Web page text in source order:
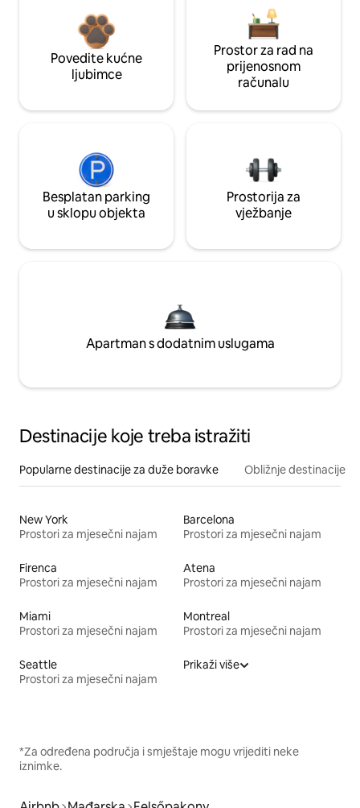
Povedite kućne
ljubimce
Prostor za rad na
prijenosnom
računalu
Besplatan parking
u sklopu objekta
Prostorija za
vježbanje
Apartman s dodatnim uslugama
Destinacije koje treba istražiti
Popularne destinacije za duže boravke Obližnje destinacije
New York
Prostori za mjesečni najam
Barcelona
Prostori za mjesečni najam
Firenca
Prostori za mjesečni najam
Atena
Prostori za mjesečni najam
Miami
Prostori za mjesečni najam
Montreal
Prostori za mjesečni najam
Seattle
Prostori za mjesečni najam
Prikaži više
*Za određena područja i smještaje mogu vrijediti neke
iznimke.